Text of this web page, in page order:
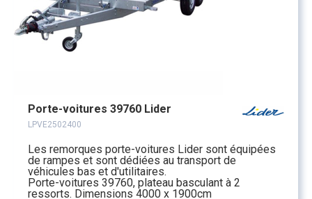
Porte-voitures 39760 Lider
LPVE2502400
Les remorques porte-voitures Lider sont équipées
de rampes et sont dédiées au transport de
véhicules bas et d'utilitaires.
Porte-voitures 39760, plateau basculant à 2
ressorts. Dimensions 4000 x 1900cm